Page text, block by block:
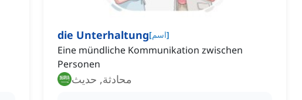
die Unterhaltung[اسم]
Eine mündliche Kommunikation zwischen
Personen
محادثة, حديث